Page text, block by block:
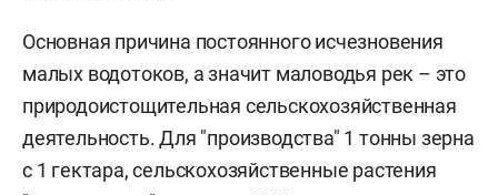
Основная причина постоянного исчезновения
малых водотоков, а значит маловодья рек – это
природоистощительная сельскохозяйственная
деятельность. Для "производства" 1 тонны зерна
с 1 гектара, сельскохозяйственные растения